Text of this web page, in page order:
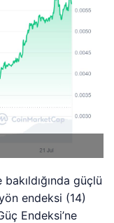
güçlü
endeksi (14)
Endeksi’ne